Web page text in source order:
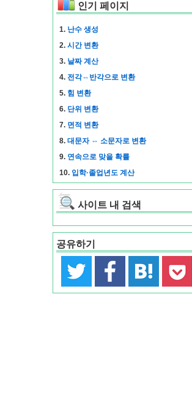
인기 페이지
1. 난수 생성
2. 시간 변환
3. 날짜 계산
4. 전각⇔반각으로 변환
5. 힘 변환
6. 단위 변환
7. 면적 변환
8. 대문자 ⇔ 소문자로 변환
9. 연속으로 맞을 확률
10. 입학·졸업년도 계산
사이트 내 검색
공유하기